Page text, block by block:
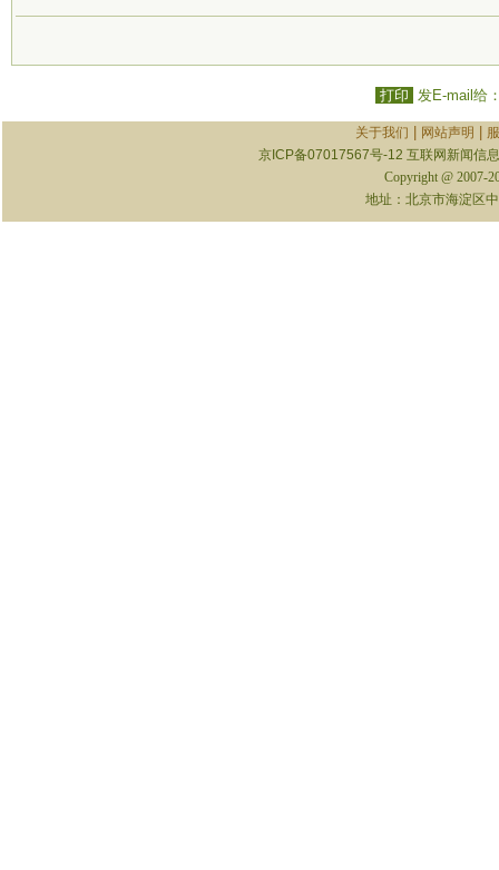
打印 发E-mail给
关于我们 网站声明
京ICP备07017567号-12 互联网新闻信
Copyright @ 2007-
地址：北京市海淀区